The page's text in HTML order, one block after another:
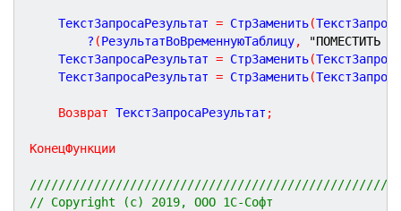
	ТекстЗапросаРезультат
= СтрЗаменить(
		?
(РезультатВоВременнуюТаблицу,
"ПОМЕСТИТЬ
	ТекстЗапросаРезультат
= СтрЗаменить(
	ТекстЗапросаРезультат
= СтрЗаменить(
Возврат ТекстЗапросаРезультат ;
КонецФункции
// Copyright (c) 2019, ООО 1С-Софт